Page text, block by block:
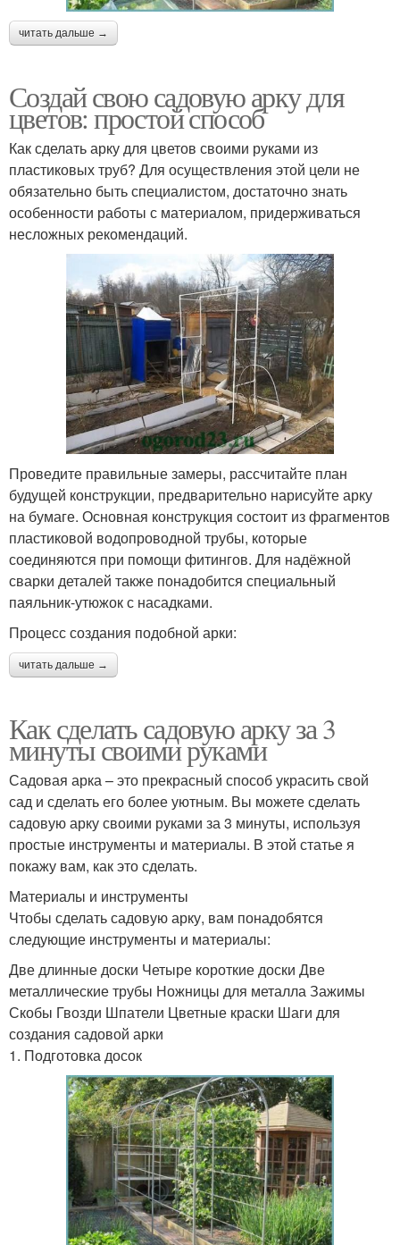
читать дальше →
Создай свою садовую арку для
цветов: простой способ
Как сделать арку для цветов своими руками из
пластиковых труб? Для осуществления этой цели не
обязательно быть специалистом, достаточно знать
особенности работы с материалом, придерживаться
несложных рекомендаций.
Проведите правильные замеры, рассчитайте план
будущей конструкции, предварительно нарисуйте арку
на бумаге. Основная конструкция состоит из фрагментов
пластиковой водопроводной трубы, которые
соединяются при помощи фитингов. Для надёжной
сварки деталей также понадобится специальный
паяльник-утюжок с насадками.
Процесс создания подобной арки:
читать дальше →
Как сделать садовую арку за 3
минуты своими руками
Садовая арка – это прекрасный способ украсить свой
сад и сделать его более уютным. Вы можете сделать
садовую арку своими руками за 3 минуты, используя
простые инструменты и материалы. В этой статье я
покажу вам, как это сделать.
Материалы и инструменты
Чтобы сделать садовую арку, вам понадобятся
следующие инструменты и материалы:
Две длинные доски Четыре короткие доски Две
металлические трубы Ножницы для металла Зажимы
Скобы Гвозди Шпатели Цветные краски Шаги для
создания садовой арки
1. Подготовка досок